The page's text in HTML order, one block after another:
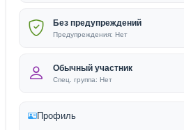
Без предупреждений
Предупреждения: Нет
Обычный участник
Спец. группа: Нет
Профиль